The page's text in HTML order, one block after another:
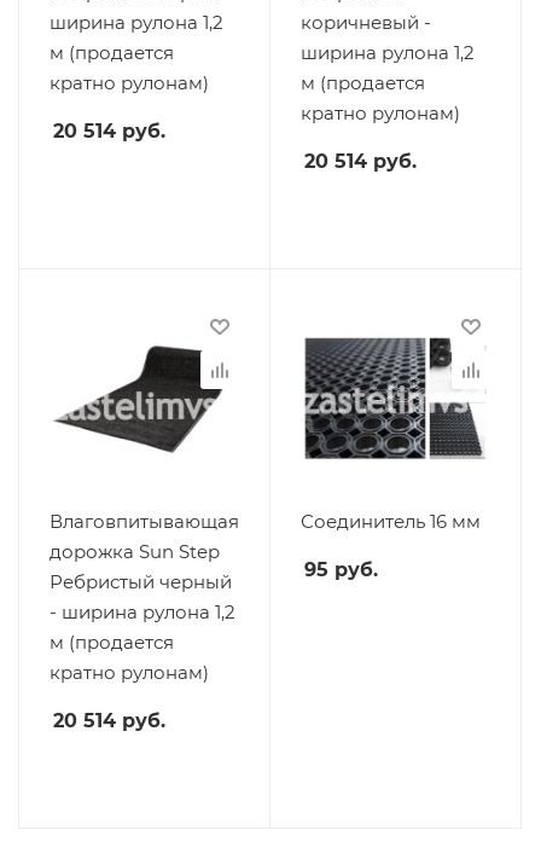
ширина рулона 1,2
м (продается
кратно рулонам)
20 514 руб.
коричневый -
ширина рулона 1,2
м (продается
кратно рулонам)
20 514 руб.
Влаговпитывающая
дорожка Sun Step
Ребристый черный
- ширина рулона 1,2
м (продается
кратно рулонам)
20 514 руб.
Соединитель 16 мм
95 руб.